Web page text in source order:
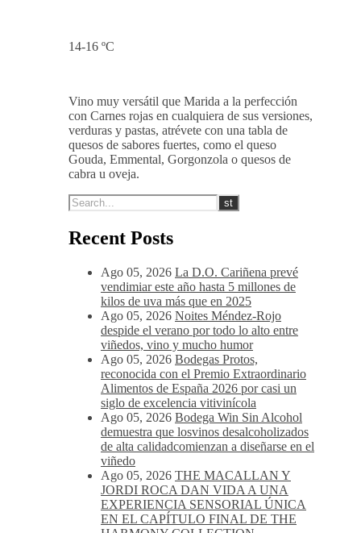
14-16 ºC
Vino muy versátil que Marida a la perfección
con Carnes rojas en cualquiera de sus versiones,
verduras y pastas, atrévete con una tabla de
quesos de sabores fuertes, como el queso
Gouda, Emmental, Gorgonzola o quesos de
cabra u oveja.
Recent Posts
Ago 05, 2026 La D.O. Cariñena prevé
vendimiar este año hasta 5 millones de
kilos de uva más que en 2025
Ago 05, 2026 Noites Méndez-Rojo
despide el verano por todo lo alto entre
viñedos, vino y mucho humor
Ago 05, 2026 Bodegas Protos,
reconocida con el Premio Extraordinario
Alimentos de España 2026 por casi un
siglo de excelencia vitivinícola
Ago 05, 2026 Bodega Win Sin Alcohol
demuestra que losvinos desalcoholizados
de alta calidadcomienzan a diseñarse en el
viñedo
Ago 05, 2026 THE MACALLAN Y
JORDI ROCA DAN VIDA A UNA
EXPERIENCIA SENSORIAL ÚNICA
EN EL CAPÍTULO FINAL DE THE